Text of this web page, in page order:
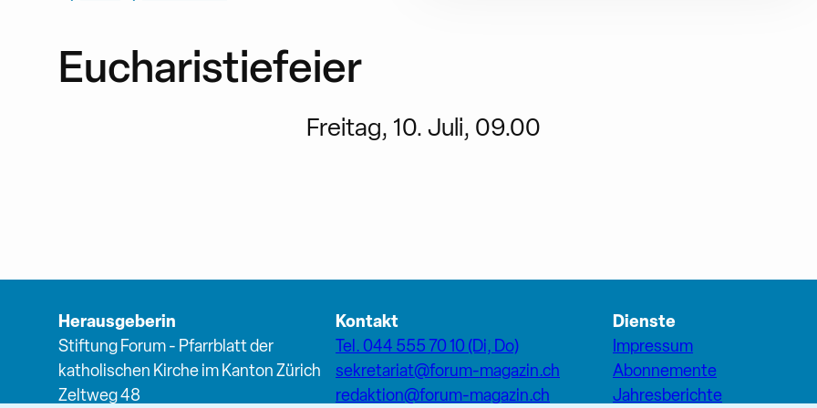
Eucharistiefeier
Freitag, 10. Juli, 09.00
Herausgeberin
Stiftung Forum - Pfarrblatt der
katholischen Kirche im Kanton Zürich
Zeltweg 48
Kontakt
Tel. 044 555 70 10 (Di, Do)
sekretariat@forum-magazin.ch
redaktion@forum-magazin.ch
Dienste
Impressum
Abonnemente
Jahresberichte